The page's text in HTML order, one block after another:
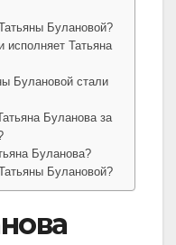
Булановой?
исполняет Татьяна
Булановой стали
Буланова за
Буланова?
Булановой?